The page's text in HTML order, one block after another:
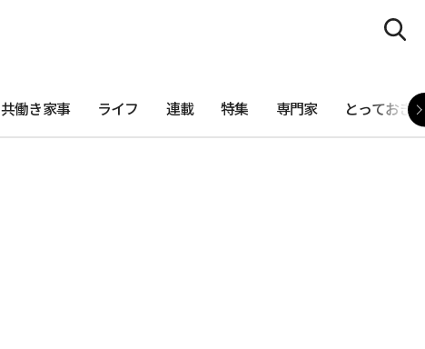
共働き家事 ライフ 連載 特集 専門家 とっておき